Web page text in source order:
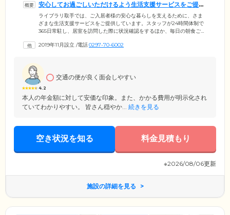
安心してお過ごしいただけるよう生活支援サービスをご提供
しています
ライブラリ取手では、ご入居者様の安心な暮らしを支えるために、さま
ざまな生活支援サービスをご提供しています。スタッフが24時間体制で
365日常駐し、居室を訪問した際に状況確認をするほか、毎日の朝食ご提
ースコールは、事務所とスタッフのPHSと連絡可能。呼び出しがあった
なアドバイスをいたします。
2019年11月設立 /電話0297-70-6002
4.2
交通の便が良く面会しやすい
本人の年金額に対して安価な印象。また、かかる費用が明示化され
ていてわかりやすい。 皆さん穏やか... 続きを見る
空き状況を知る 料金見積もり
※2026/08/06更新
施設の詳細を見る